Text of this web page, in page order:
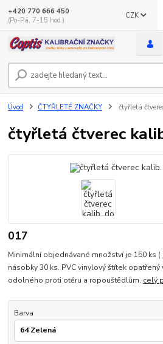
CZK
+420 770 666 450
(Po-Pá, 7-15 hod.)
Úvod ČTYŘLETÉ ZNAČKY čtyřletá
čtyřletá čtverec
017
Minimální objednávané množství je 150 ks
násobky 30 ks. PVC vinylový štítek
odolného proti otěru a ropouštědlům. celý
Barva